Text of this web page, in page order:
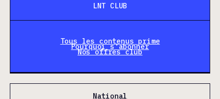
LNT CLUB
Tous les contenus prime
Pourquoi s'abonner
Nos offres club
National